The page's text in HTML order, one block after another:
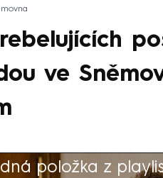
ve
položka z